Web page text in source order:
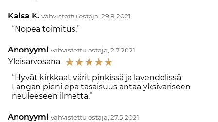
Kaisa K. vahvistettu ostaja, 29.8.2021
Nopea toimitus.
Anonyymi vahvistettu ostaja, 2.7.2021
Yleisarvosana ☆☆☆☆☆
Hyvät kirkkaat värit pinkissä ja lavendelissä.
Langan pieni epä tasaisuus antaa yksiväriseen
neuleeseen ilmettä.
Anonyymi vahvistettu ostaja, 27.5.2021